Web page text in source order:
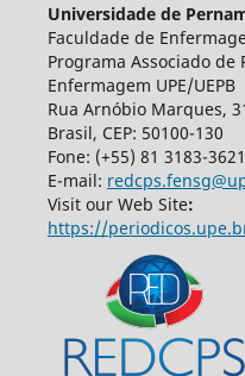
Universidade de
Faculdade de
Programa Associado de
Enfermagem UPE/UEPB
Rua Arnóbio Marques,
Brasil, CEP: 50100-130
Fone: (+55) 81 3183-3621
E-mail:
Visit our Web Site:
https://